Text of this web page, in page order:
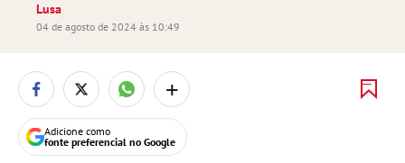
Lusa
04 de agosto de 2024 às 10:49
+
Adicione como
fonte preferencial no Google